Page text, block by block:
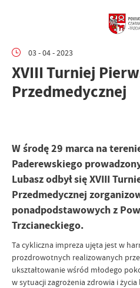
03 - 04 - 2023
XVIII Turniej
Przedmedycznej
W środę 29 marca na
Paderewskiego
Lubasz odbył się XVIII
Przedmedycznej
ponadpodstawowych z
Trzcianeckiego.
Ta cykliczna impreza ujęta jest w
prozdrowotnych realizowanych
ukształtowanie wśród młodego
w sytuacji zagrożenia zdrowia i